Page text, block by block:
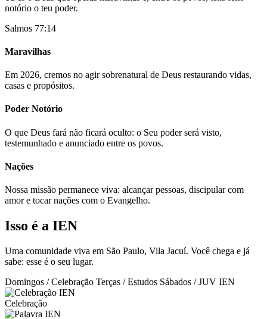
notório o teu poder.
Salmos 77:14
Maravilhas
Em 2026, cremos no agir sobrenatural de Deus restaurando vidas,
casas e propósitos.
Poder Notório
O que Deus fará não ficará oculto: o Seu poder será visto,
testemunhado e anunciado entre os povos.
Nações
Nossa missão permanece viva: alcançar pessoas, discipular com
amor e tocar nações com o Evangelho.
Isso é a IEN
Uma comunidade viva em São Paulo, Vila Jacuí. Você chega e já
sabe: esse é o seu lugar.
Domingos / Celebração Terças / Estudos Sábados / JUV IEN
Celebração